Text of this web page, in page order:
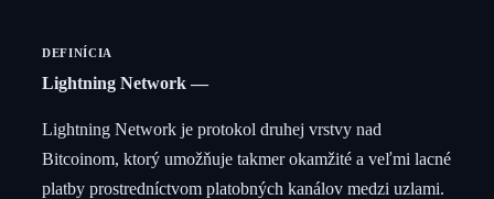
DEFINÍCIA
Lightning Network
Lightning Network je protokol druhej vrstvy nad
Bitcoinom, ktorý umožňuje takmer okamžité a veľmi lacné
platby prostredníctvom platobných kanálov medzi uzlami.